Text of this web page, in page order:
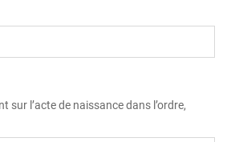
sur l’acte de naissance dans l’ordre,